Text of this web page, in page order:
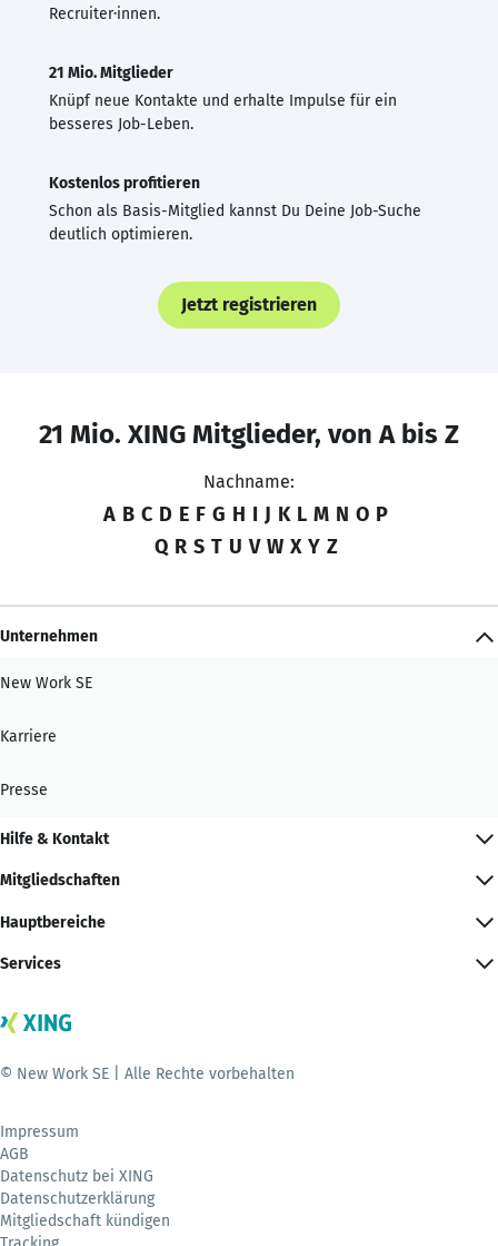
Recruiter·innen.
21 Mio. Mitglieder
Knüpf neue Kontakte und erhalte Impulse für ein
besseres Job-Leben.
Kostenlos profitieren
Schon als Basis-Mitglied kannst Du Deine Job-Suche
deutlich optimieren.
Jetzt registrieren
21 Mio. XING Mitglieder, von A bis Z
Nachname:
A B C D E F G H I J K L M N O P
Q R S T U V W X Y Z
Unternehmen
New Work SE
Karriere
Presse
Hilfe & Kontakt
Mitgliedschaften
Hauptbereiche
Services
© New Work SE | Alle Rechte vorbehalten
Impressum
AGB
Datenschutz bei XING
Datenschutzerklärung
Mitgliedschaft kündigen